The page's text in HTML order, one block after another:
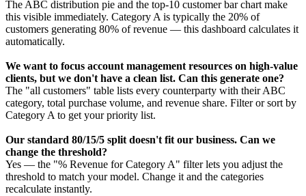
The ABC distribution pie and the top-10 customer bar chart make
this visible immediately. Category A is typically the 20% of
customers generating 80% of revenue — this dashboard calculates it
automatically.
We want to focus account management resources on high-value
clients, but we don't have a clean list. Can this generate one?
The "all customers" table lists every counterparty with their ABC
category, total purchase volume, and revenue share. Filter or sort by
Category A to get your priority list.
Our standard 80/15/5 split doesn't fit our business. Can we
change the threshold?
Yes — the "% Revenue for Category A" filter lets you adjust the
threshold to match your model. Change it and the categories
recalculate instantly.